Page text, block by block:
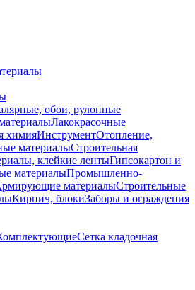
обои, рулонные
Лакокрасочные
химияИнструментОтопление,
материалыСтроительная
клейкие лентыГипсокартон и
материалыПромышленно-
материалыСтроительные
Кирпич, блокиЗаборы и ограждения
Сетка кладочная